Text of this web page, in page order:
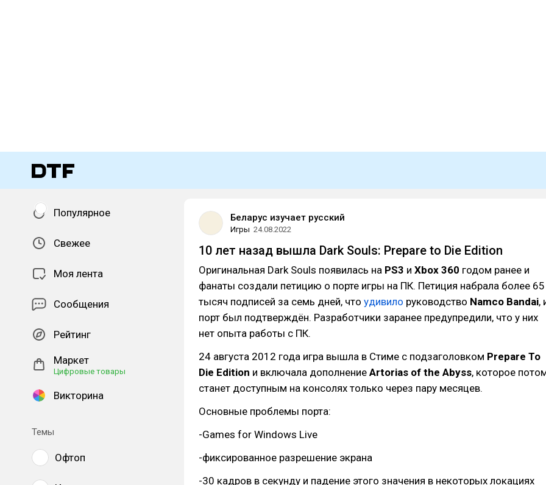
Популярное
Свежее
Моя лента
Сообщения
Рейтинг
Маркет
Цифровые товары
Викторина
Темы
Офтоп
Беларус изучает русский
Игры 24.08.2022
10 лет назад вышла Dark Souls: Prepare to Die Edition
Оригинальная Dark Souls появилась на PS3 и Xbox 360 годом ранее и
фанаты создали петицию о порте игры на ПК. Петиция набрала более 65
тысяч подписей за семь дней, что удивило руководство Namco Bandai,
порт был подтверждён. Разработчики заранее предупредили, что у них
нет опыта работы с ПК.
24 августа 2012 года игра вышла в Стиме с подзаголовком Prepare To
Die Edition и включала дополнение Artorias of the Abyss, которое
станет доступным на консолях только через пару месяцев.
Основные проблемы порта:
-Games for Windows Live
-фиксированное разрешение экрана
-30 кадров в секунду и падение этого значения в некоторых локациях